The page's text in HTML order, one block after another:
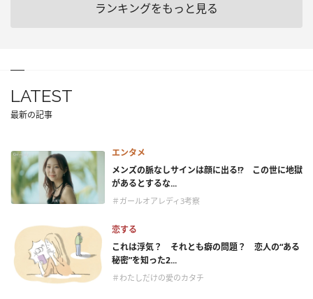
ランキングをもっと見る
LATEST
最新の記事
エンタメ
メンズの脈なしサインは顔に出る!? この世に地獄
があるとするな...
＃ガールオアレディ3考察
恋する
これは浮気？ それとも癖の問題？ 恋人の“ある
秘密”を知った2...
＃わたしだけの愛のカタチ